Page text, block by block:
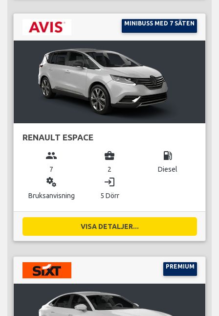
MINIBUSS MED 7 SÄTEN
RENAULT ESPACE
group
7
business_center
2
local_gas_station
Diesel
miscellaneous_services
Bruksanvisning
login
5 Dörr
VISA DETALJER...
PREMIUM